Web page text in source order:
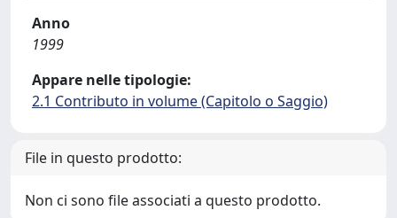
Anno
1999
Appare nelle tipologie:
2.1 Contributo in volume (Capitolo o Saggio)
File in questo prodotto:
Non ci sono file associati a questo prodotto.